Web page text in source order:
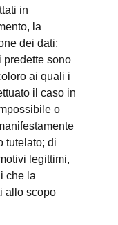
in
la
dei dati;
predette sono
ai quali i
il caso in
o
tutelato; di
legittimi,
che la
allo scopo